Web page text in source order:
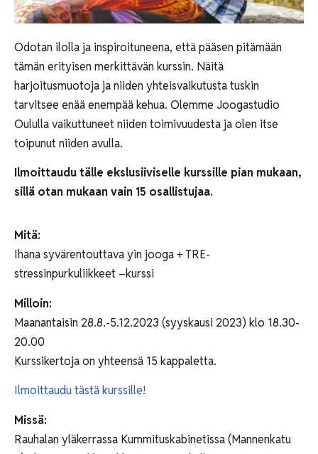
Odotan ilolla ja inspiroituneena, että pääsen pitämään
tämän erityisen merkittävän kurssin. Näitä
harjoitusmuotoja ja niiden yhteisvaikutusta tuskin
tarvitsee enää enempää kehua. Olemme Joogastudio
Oululla vaikuttuneet niiden toimivuudesta jaolen itse
toipunut niiden avulla.
Ilmoittaudu tälle ekslusiiviselle kurssille pian mukaan,
sillä otan mukaan vain 15 osallistujaa.
Mitä:
Ihana syvärentouttava yin jooga + TRE-
stressinpurkuliikkeet –kurssi
Milloin:
Maanantaisin 28.8.-5.12.2023 (syyskausi 2023) klo 18.30-
20.00
Kurssikertoja on yhteensä 15 kappaletta.
Ilmoittaudu tästäkurssille!
Missä:
Rauhalan yläkerrassa Kummituskabinetissa (Mannenkatu